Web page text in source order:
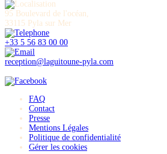
95 Boulevard de l'océan,
33115 Pyla sur Mer
+33 5 56 83 00 00
reception@laguitoune-pyla.com
FAQ
Contact
Presse
Mentions Légales
Politique de confidentialité
Gérer les cookies